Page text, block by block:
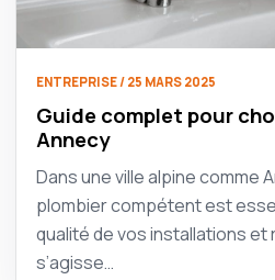
ENTREPRISE / 25 MARS 2025
Guide complet pour
Annecy
Dans une ville alpine comme
plombier compétent est
qualité de vos installations et
s’agisse…